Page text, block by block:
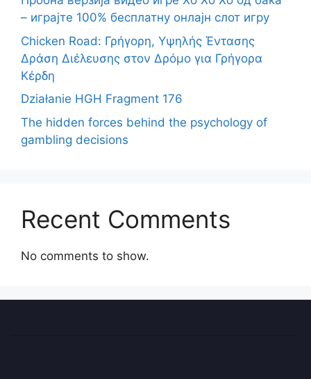
– играјте 100% бесплатну онлајн слот игру
Chicken Road: Γρήγορη, Υψηλής Έντασης
Δράση Διέλευσης στον Δρόμο για Γρήγορα
Κέρδη
Działanie HGH Fragment 176
The hidden forces behind the psychology of
gambling decisions
Recent Comments
No comments to show.